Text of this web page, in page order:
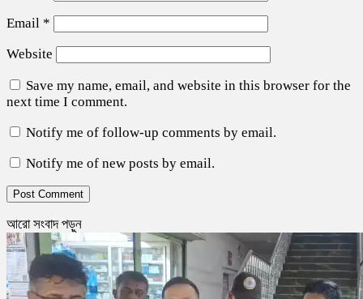
Email *
Website
Save my name, email, and website in this browser for the
next time I comment.
Notify me of follow-up comments by email.
Notify me of new posts by email.
আরো সংবাদ পড়ুন